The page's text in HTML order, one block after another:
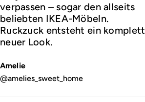
verpassen – sogar den allseits
beliebten IKEA-Möbeln.
Ruckzuck entsteht ein komplett
neuer Look.
Amelie
@amelies_sweet_home